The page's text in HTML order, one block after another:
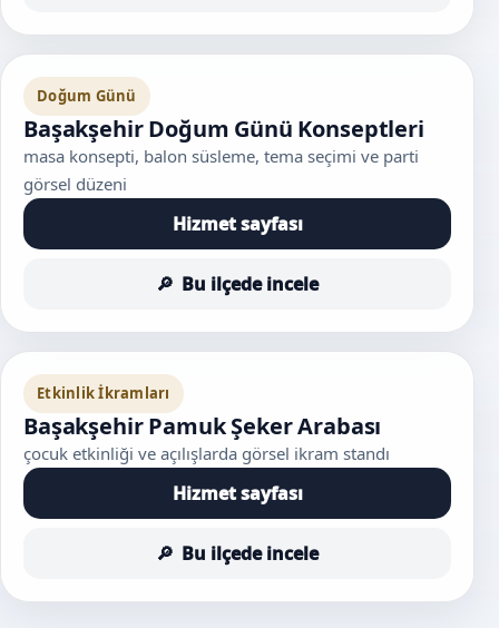
Doğum Günü
Başakşehir Doğum Günü Konseptleri
masa konsepti, balon süsleme, tema seçimi ve parti
görsel düzeni
Hizmet sayfası
Bu ilçede incele
Etkinlik İkramları
Başakşehir Pamuk Şeker Arabası
çocuk etkinliği ve açılışlarda görsel ikram standı
Hizmet sayfası
Bu ilçede incele